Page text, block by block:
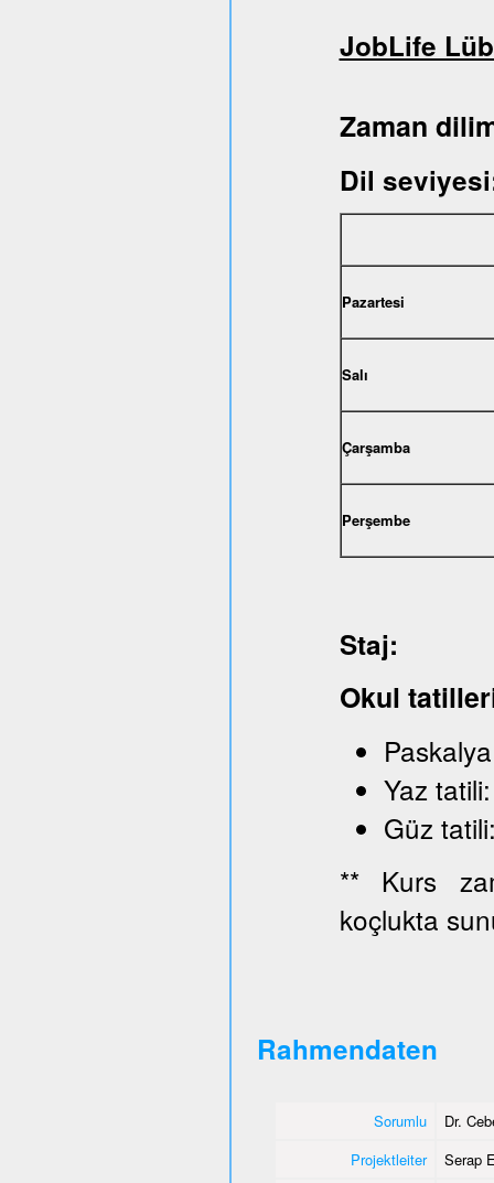
JobLife
Zaman
Dil
Pazartesi
Salı
Çarşamba
Perşembe
Staj:
Okul
Yaz
Güz
** Kurs
koçlukta
Rahmendaten
Sorumlu
Dr.
Projektleiter
Serap